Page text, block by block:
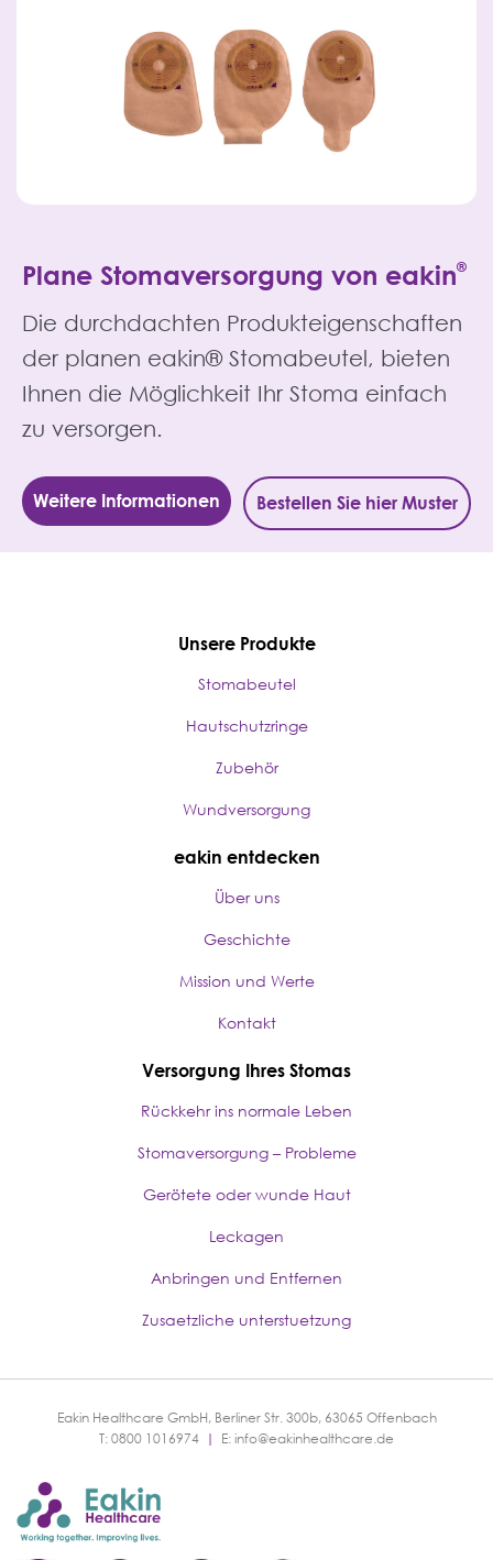
Plane Stomaversorgung von eakin®
Die durchdachten Produkteigenschaften
der planen eakin® Stomabeutel, bieten
Ihnen die Möglichkeit Ihr Stoma einfach
zu versorgen.
Weitere Informationen Bestellen Sie hier Muster
Unsere Produkte
Stomabeutel
Hautschutzringe
Zubehör
Wundversorgung
eakin entdecken
Über uns
Geschichte
Mission und Werte
Kontakt
Versorgung Ihres Stomas
Rückkehr ins normale Leben
Stomaversorgung – Probleme
Gerötete oder wunde Haut
Leckagen
Anbringen und Entfernen
Zusaetzliche unterstuetzung
Eakin Healthcare GmbH, Berliner Str. 300b, 63065 Offenbach
T: 0800 1016974 | E: info@eakinhealthcare.de